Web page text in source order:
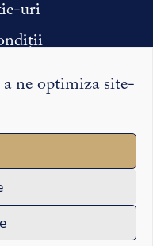
ne optimiza site-
uri
de practică
exprimate pe Syntopic
și nu reflectă în mod
partenerilor noștri.